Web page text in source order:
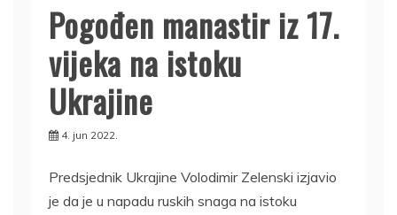
Pogođen manastir iz 17.
vijeka na istoku
Ukrajine
4. jun 2022.
Predsjednik Ukrajine Volodimir Zelenski izjavio
je da je u napadu ruskih snaga na istoku